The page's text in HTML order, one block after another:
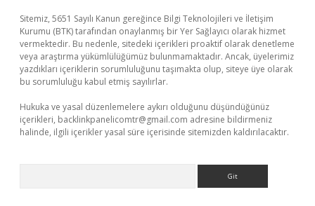
Sitemiz, 5651 Sayılı Kanun gereğince Bilgi Teknolojileri ve İletişim
Kurumu (BTK) tarafından onaylanmış bir Yer Sağlayıcı olarak hizmet
vermektedir. Bu nedenle, sitedeki içerikleri proaktif olarak denetleme
veya araştırma yükümlülüğümüz bulunmamaktadır. Ancak, üyelerimiz
yazdıkları içeriklerin sorumluluğunu taşımakta olup, siteye üye olarak
bu sorumluluğu kabul etmiş sayılırlar.
Hukuka ve yasal düzenlemelere aykırı olduğunu düşündüğünüz
içerikleri, backlinkpanelicomtr@gmail.com adresine bildirmeniz
halinde, ilgili içerikler yasal süre içerisinde sitemizden kaldırılacaktır.